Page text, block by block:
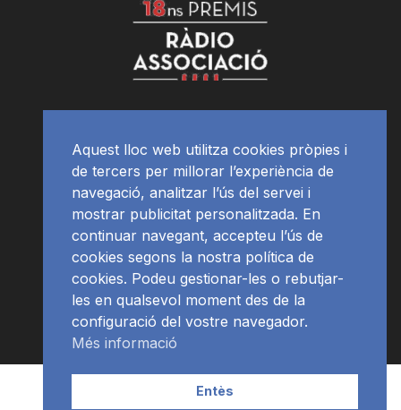
APP Programació
Aquest lloc web utilitza cookies pròpies i
de tercers per millorar l’experiència de
navegació, analitzar l’ús del servei i
mostrar publicitat personalitzada. En
continuar navegant, accepteu l’ús de
cookies segons la nostra política de
cookies. Podeu gestionar-les o rebutjar-
les en qualsevol moment des de la
configuració del vostre navegador.
Més informació
Entès